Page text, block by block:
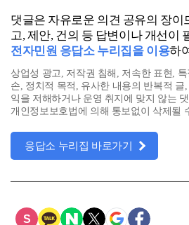
댓글은 자유로운 의견 공유의 장이
고, 제안, 건의 등 답변이나 개선이
전자민원 응답소 누리집을 이용하
상업성 광고, 저작권 침해, 저속한 표현,
손, 정치적 목적, 유사한 내용의 반복적 글
익을 저해하거나 운영 취지에 맞지 않는
개인정보보호법에 의해 통보없이 삭제될
응답소 누리집 바로가기